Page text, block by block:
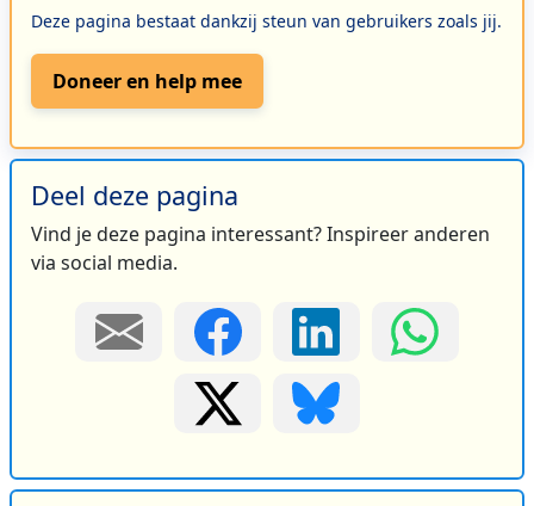
Deze pagina bestaat dankzij steun van gebruikers zoals jij.
Doneer en help mee
Deel deze pagina
Vind je deze pagina interessant? Inspireer anderen
via social media.